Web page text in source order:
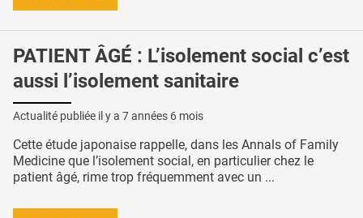
PATIENT ÂGÉ : L’isolement social c’est
aussi l’isolement sanitaire
Actualité publiée il y a 7 années 6 mois
Cette étude japonaise rappelle, dans les Annals of Family
Medicine que l’isolement social, en particulier chez le
patient âgé, rime trop fréquemment avec un ...